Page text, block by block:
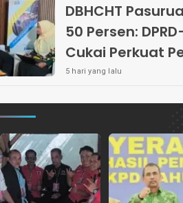
DBHCHT
50 Persen:
Cukai Perkuat
Peredaran
5 hari yang lalu